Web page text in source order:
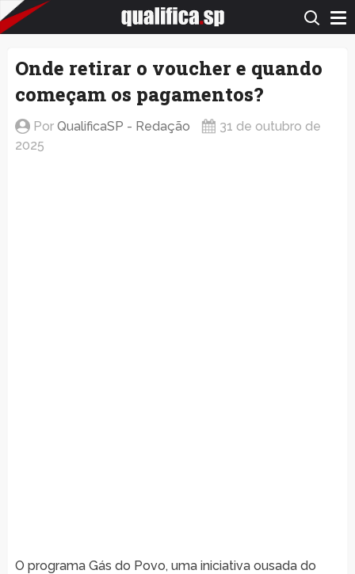
QualificaSP.com
Onde retirar o voucher e quando
começam os pagamentos?
Por QualificaSP - Redação
31 de outubro de
2025
O programa Gás do Povo, uma iniciativa ousada do